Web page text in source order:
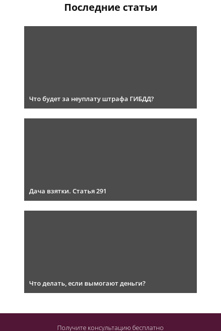
Последние статьи
Что будет за неуплату штрафа ГИБДД?
Дача взятки. Статья 291
Что делать, если вымогают деньги?
Получите консультациюбесплатно